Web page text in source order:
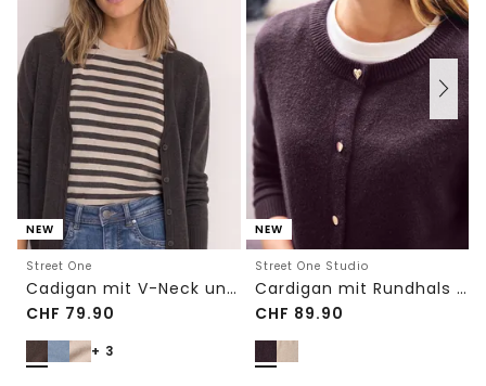
NEW
Street One
Cadigan mit V-Neck und Knopfleiste
CHF 79.90
+ 3
NEW
Street One Studio
Cardigan mit Rundhals und Knöpfen
CHF 89.90